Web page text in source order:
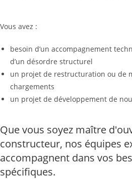
Vous avez :
besoin d’un accompagnement
d’un désordre structurel
un projet de restructuration ou de
chargements
un projet de développement de
Que vous soyez maître
constructeur, nos équipes
accompagnent dans vos
spécifiques.